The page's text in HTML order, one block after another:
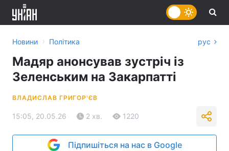
Новини › Політика рус
Мадяр анонсував зустріч із
Зеленським на Закарпатті
ВЛАДИСЛАВ ГРИГОР'ЄВ
15:05, 20.05.26 2 хв. 1220
Підпишіться на нас в Google